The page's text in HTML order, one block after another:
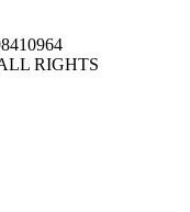
RIGHTS